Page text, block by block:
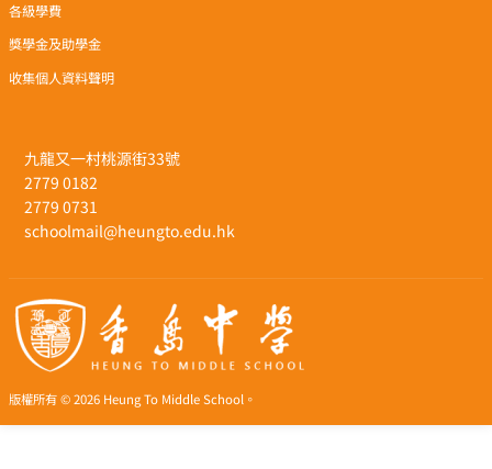
九龍又一村桃源街33號
2779 0182
2779 0731
schoolmail@heungto.edu.hk
版權所有 © 2026 Heung To Middle School。
各級學費
獎學金及助學金
收集個人資料聲明